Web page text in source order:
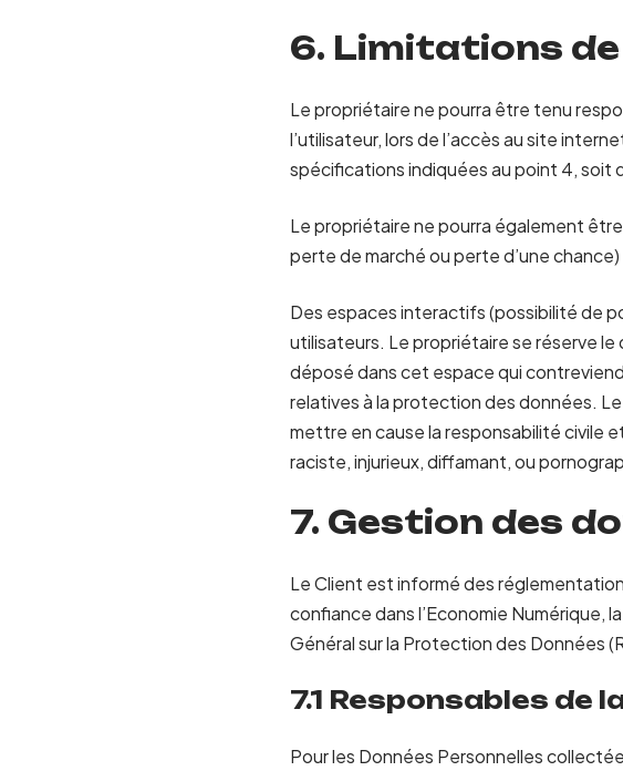
6. Limitations
Le propriétaire ne pourra être tenu
l’utilisateur, lors de l’accès au site
spécifications indiquées au point 4, soit
Le propriétaire ne pourra également
perte de marché ou perte d’une
Des espaces interactifs (possibilité de
utilisateurs. Le propriétaire se réserve
déposé dans cet espace qui
relatives à la protection des données.
mettre en cause la responsabilité civile
raciste, injurieux, diffamant, ou
7. Gestion des
Le Client est informé des
confiance dans l’Economie Numérique,
Général sur la Protection des Données
7.1 Responsables de
Pour les Données Personnelles